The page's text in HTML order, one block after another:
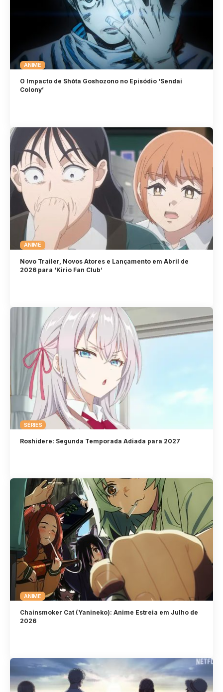
ANIME
O Impacto de Shōta Goshozono no Episódio ‘Sendai
Colony’
ANIME
Novo Trailer, Novos Atores e Lançamento em Abril de
2026 para ‘Kirio Fan Club’
SÉRIES
Roshidere: Segunda Temporada Adiada para 2027
ANIME
Chainsmoker Cat (Yanineko): Anime Estreia em Julho de
2026